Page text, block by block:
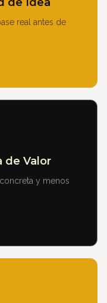
real antes de
de Valor
y menos